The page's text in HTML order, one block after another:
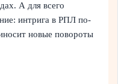
А для всего
интрига в РПЛ по-
новые повороты